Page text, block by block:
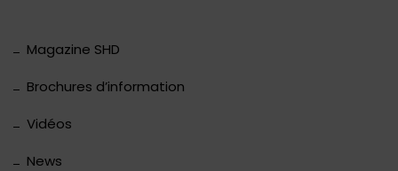
Magazine SHD
Brochures d’information
Vidéos
News